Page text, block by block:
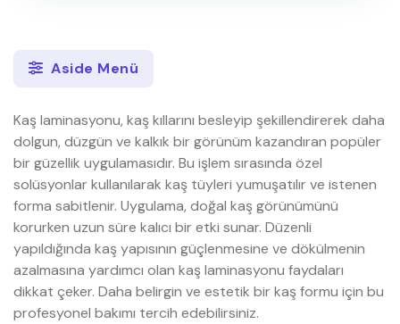
Aside Menü
Kaş laminasyonu, kaş kıllarını besleyip şekillendirerek daha
dolgun, düzgün ve kalkık bir görünüm kazandıran popüler
bir güzellik uygulamasıdır. Bu işlem sırasında özel
solüsyonlar kullanılarak kaş tüyleri yumuşatılır ve istenen
forma sabitlenir. Uygulama, doğal kaş görünümünü
korurken uzun süre kalıcı bir etki sunar. Düzenli
yapıldığında kaş yapısının güçlenmesine ve dökülmenin
azalmasına yardımcı olan kaş laminasyonu faydaları
dikkat çeker. Daha belirgin ve estetik bir kaş formu için bu
profesyonel bakımı tercih edebilirsiniz.